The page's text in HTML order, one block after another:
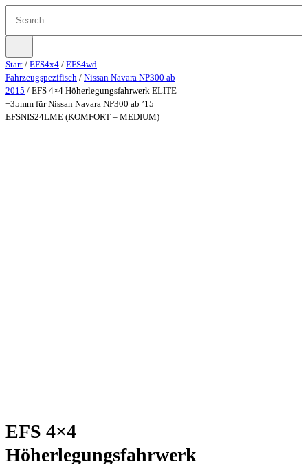
Start / EFS4x4 / EFS4wd
Fahrzeugspezifisch / Nissan Navara NP300 ab
2015 / EFS 4×4 Höherlegungsfahrwerk ELITE
+35mm für Nissan Navara NP300 ab ’15
EFSNIS24LME (KOMFORT – MEDIUM)
EFS 4×4
Höherlegungsfahrwerk